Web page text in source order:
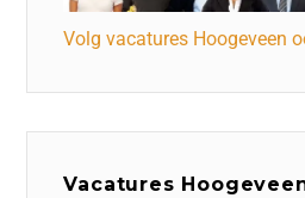
Volg vacatures Hoogeveen
Vacatures